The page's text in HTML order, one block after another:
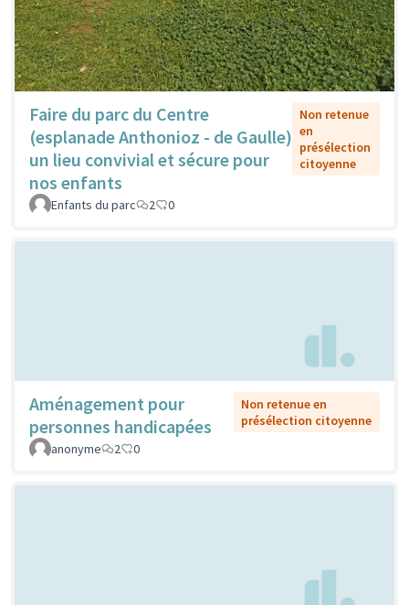
Faire du parc du Centre
(esplanade Anthonioz - de Gaulle)
un lieu convivial et sécure pour
nos enfants
Non retenue
en
présélection
citoyenne
Enfants du parc 2 0
Aménagement pour
personnes handicapées
Non retenue en
présélection citoyenne
anonyme
2 0